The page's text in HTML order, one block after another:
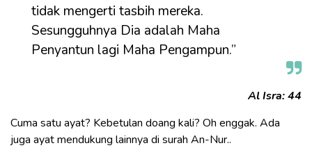
tidak mengerti tasbih mereka.
Sesungguhnya Dia adalah Maha
Penyantun lagi Maha Pengampun.”
Al Isra: 44
Cuma satu ayat? Kebetulan doang kali? Oh enggak. Ada
juga ayat mendukung lainnya di surah An-Nur..